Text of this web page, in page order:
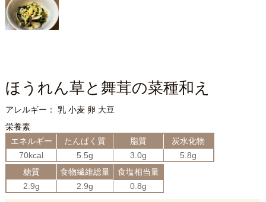
ほうれん草と舞茸の菜種和え
アレルギー： 乳 小麦 卵 大豆
栄養素
エネルギー
たんぱく質 脂質
炭水化物
70kcal
5.5g 3.0g
5.8g
糖質
食物繊維総量
食塩相当量
2.9g
2.9g 0.8g